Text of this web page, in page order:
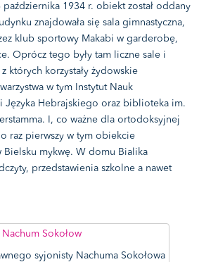
października 1934 r. obiekt został oddany
znajdowała się sala gimnastyczna,
klub sportowy Makabi w garderobę,
Oprócz tego były tam liczne sale i
których korzystały żydowskie
w tym Instytut Nauk
Języka Hebrajskiego oraz biblioteka im.
I, co ważne dla ortodoksyjnej
raz pierwszy w tym obiekcie
Bielsku mykwę. W domu Bialika
przedstawienia szkolne a nawet
syjonisty Nachuma Sokołowa